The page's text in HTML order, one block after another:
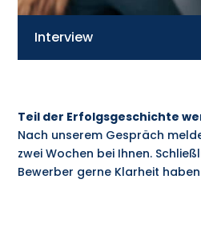
Interview
Teil der Erfolgsgeschichte
Nach unserem Gespräch
zwei Wochen bei Ihnen.
Bewerber gerne Klarheit